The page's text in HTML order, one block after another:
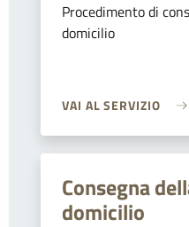
Procedimento di
domicilio
VAI AL SERVIZIO
Consegna
domicilio